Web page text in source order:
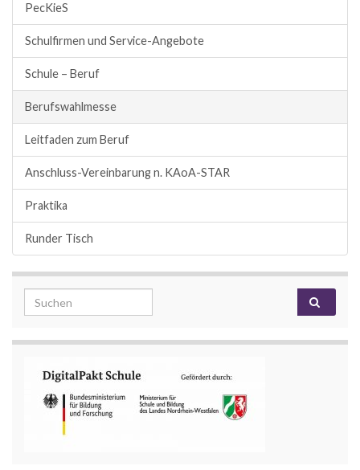
PecKieS
Schulfirmen und Service-Angebote
Schule – Beruf
Berufswahlmesse
Leitfaden zum Beruf
Anschluss-Vereinbarung n. KAoA-STAR
Praktika
Runder Tisch
Search for: